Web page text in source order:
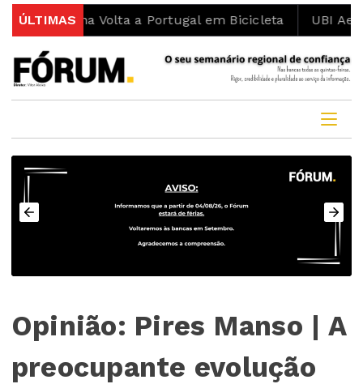
ÚLTIMAS
na Volta a Portugal em Bicicleta UBI
Opinião: Pires Manso | A
preocupante evolução